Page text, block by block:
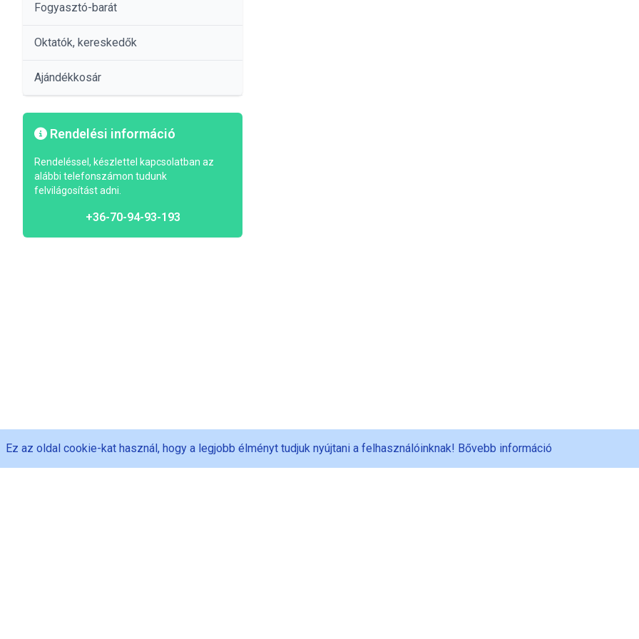
Fogyasztó-barát
Oktatók, kereskedők
Ajándékkosár
Rendelési információ
Rendeléssel, készlettel kapcsolatban az
alábbi telefonszámon tudunk
felvilágosítást adni.
+36-70-94-93-193
Ez az oldal cookie-kat használ, hogy a legjobb élményt tudjuk nyújtani a felhasználóinknak! Bővebb információ